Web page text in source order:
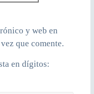
y web en
que comente.
en dígitos: